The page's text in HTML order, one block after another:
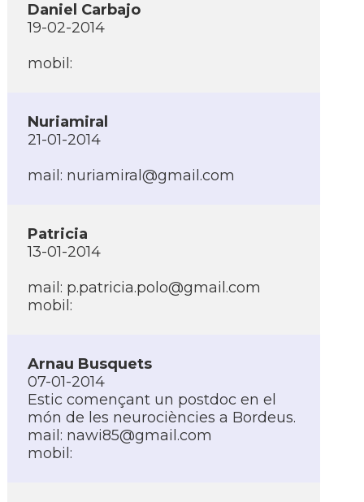
Daniel Carbajo
19-02-2014
mobil:
Nuriamiral
21-01-2014
mail: nuriamiral@gmail.com
Patricia
13-01-2014
mail: p.patricia.polo@gmail.com
mobil:
Arnau Busquets
07-01-2014
Estic començant un postdoc en el
món de les neurociències a Bordeus.
mail: nawi85@gmail.com
mobil: